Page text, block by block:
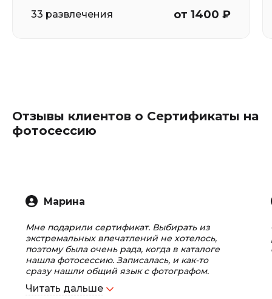
33 развлечения от 1400 ₽
Отзывы клиентов о Сертификаты на
фотосессию
Марина
Мне подарили сертификат. Выбирать из
экстремальных впечатлений не хотелось,
поэтому была очень рада, когда в каталоге
нашла фотосессию. Записалась, и как-то
сразу нашли общий язык с фотографом.
Время съемки пролетело незаметно.
Получились прекрасные фотографии,
Читать дальше